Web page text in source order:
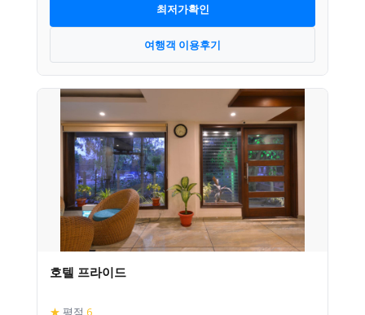
최저가확인
여행객 이용후기
호텔 프라이드
★ 평점 6